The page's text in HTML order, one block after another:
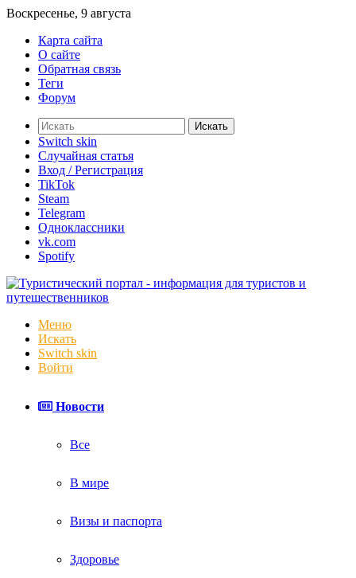
Воскресенье, 9 августа
Карта сайта
О сайте
Обратная связь
Теги
Форум
Искать
Switch skin
Случайная статья
Вход / Регистрация
TikTok
Steam
Telegram
Одноклассники
vk.com
Spotify
Меню
Искать
Switch skin
Войти
Новости
Все
В мире
Визы и паспорта
Здоровье